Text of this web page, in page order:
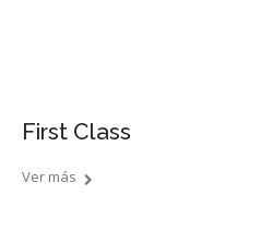
First Class
Ver más